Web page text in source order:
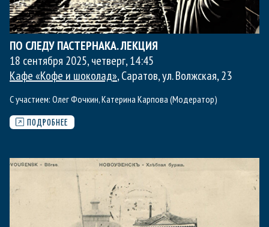
ПО СЛЕДУ ПАСТЕРНАКА. ЛЕКЦИЯ
18 сентября 2025, четверг,14:45
Кафе «Кофе и шоколад», Саратов, ул. Волжская, 23
С участием: Олег Фочкин,Катерина Карпова (Модератор)
ПОДРОБНЕЕ